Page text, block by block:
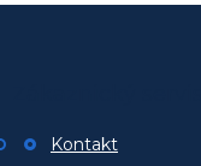
í
Kontakt